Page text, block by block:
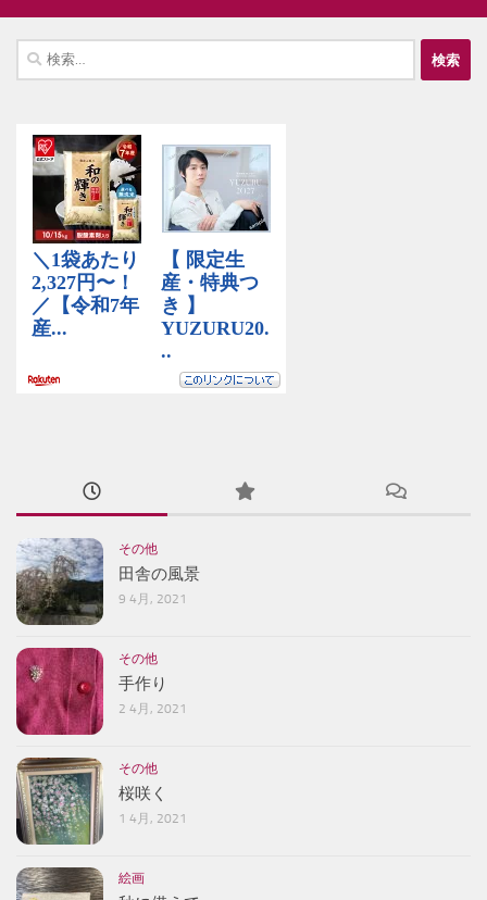
検
索:
その他
田舎の風景
9 4月, 2021
その他
手作り
2 4月, 2021
その他
桜咲く
1 4月, 2021
絵画